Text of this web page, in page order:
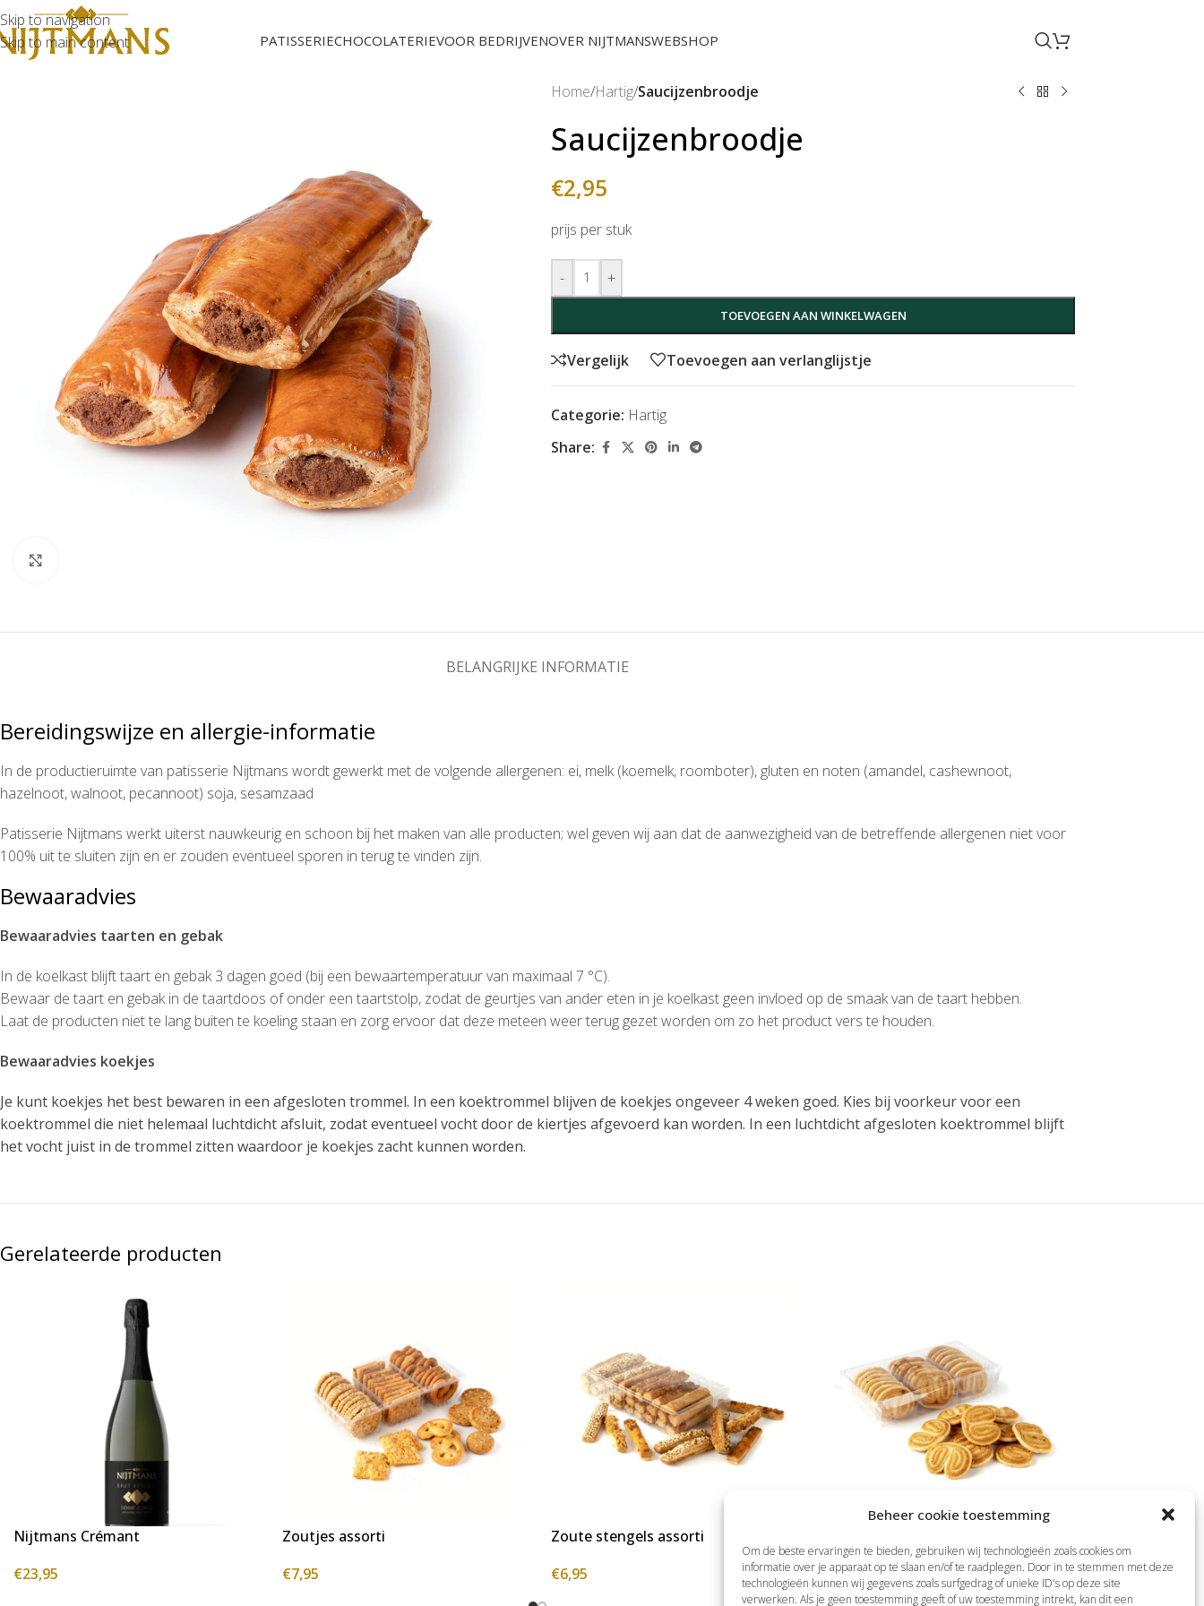
Beheer cookie toestemming
Om de beste ervaringen te bieden, gebruiken wij technologieën zoals cookies om
informatie over je apparaat op te slaan en/of te raadplegen. Door in te stemmen met deze
technologieën kunnen wij gegevens zoals surfgedrag of unieke ID's op deze site
verwerken. Als je geen toestemming geeft of uw toestemming intrekt, kan dit een
Skip to navigation
Skip to main content
PATISSERIECHOCOLATERIEVOOR BEDRIJVENOVER NIJTMANSWEBSHOP
Home/Hartig/Saucijzenbroodje
Saucijzenbroodje
€2,95
prijs per stuk
- +
TOEVOEGEN AAN WINKELWAGEN
Vergelijk Toevoegen aan verlanglijstje
Categorie: Hartig
Share:
BELANGRIJKE INFORMATIE
Bereidingswijze en allergie-informatie
In de productieruimte van patisserie Nijtmans wordt gewerkt met de volgende allergenen: ei, melk (koemelk, roomboter), gluten en noten (amandel, cashewnoot,
hazelnoot, walnoot, pecannoot) soja, sesamzaad
Patisserie Nijtmans werkt uiterst nauwkeurig en schoon bij het maken van alle producten; wel geven wij aan dat de aanwezigheid van de betreffende allergenen niet voor
100% uit te sluiten zijn en er zouden eventueel sporen in terug te vinden zijn.
Bewaaradvies
Bewaaradvies taarten en gebak
In de koelkast blijft taart en gebak 3 dagen goed (bij een bewaartemperatuur van maximaal 7 °C).
Bewaar de taart en gebak in de taartdoos of onder een taartstolp, zodat de geurtjes van ander eten in je koelkast geen invloed op de smaak van de taart hebben.
Laat de producten niet te lang buiten te koeling staan en zorg ervoor dat deze meteen weer terug gezet worden om zo het product vers te houden.
Bewaaradvies koekjes
Je kunt koekjes het best bewaren in een afgesloten trommel. In een koektrommel blijven de koekjes ongeveer 4 weken goed. Kies bij voorkeur voor een
koektrommel die niet helemaal luchtdicht afsluit, zodat eventueel vocht door de kiertjes afgevoerd kan worden. In een luchtdicht afgesloten koektrommel blijft
het vocht juist in de trommel zitten waardoor je koekjes zacht kunnen worden.
Gerelateerde producten
Nijtmans Crémant
€23,95
Zoutjes assorti
€7,95
Zoute stengels assorti
€6,95
€6,95
€7,95